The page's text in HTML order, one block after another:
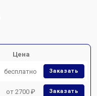
Цена
бесплатно Заказать
от 2700 ₽ Заказать